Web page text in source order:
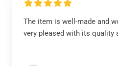
The item is well-made and
very pleased with its quality